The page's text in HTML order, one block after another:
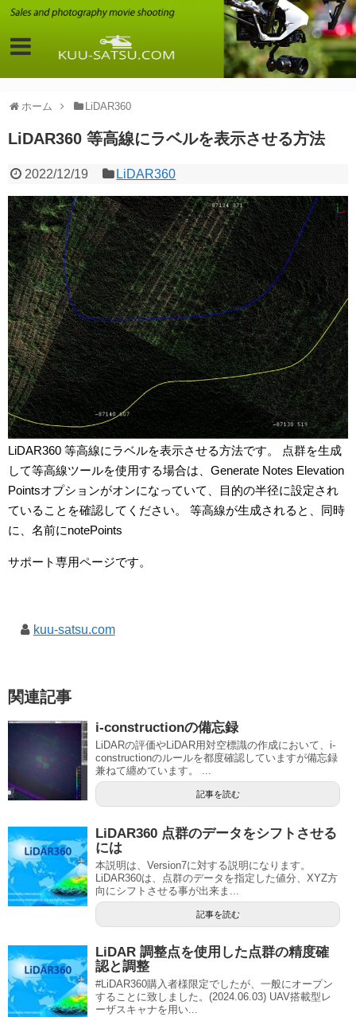
ホーム LiDAR360
LiDAR360 等高線にラベルを表示させる方法
2022/12/19 LiDAR360
LiDAR360 等高線にラベルを表示させる方法です。 点群を生成
して等高線ツールを使用する場合は、Generate Notes Elevation
Pointsオプションがオンになっていて、目的の半径に設定され
ていることを確認してください。 等高線が生成されると、同時
に、名前にnotePoints
サポート専用ページです。
kuu-satsu.com
関連記事
i-constructionの備忘録
LiDARの評価やLiDAR用対空標識の作成において、i-
constructionのルールを都度確認していますが備忘録
兼ねて纏めています。 ...
記事を読む
LiDAR360 点群のデータをシフトさせる
には
本説明は、Version7に対する説明になります。
LiDAR360は、点群のデータを指定した値分、XYZ方
向にシフトさせる事が出来ま...
記事を読む
LiDAR 調整点を使用した点群の精度確
認と調整
#LiDAR360購入者様限定でしたが、一般にオープン
することに致しました。(2024.06.03) UAV搭載型レ
ーザスキャナを用い...